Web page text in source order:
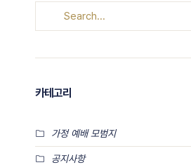
카테고리
가정 예배 모범지
공지사항